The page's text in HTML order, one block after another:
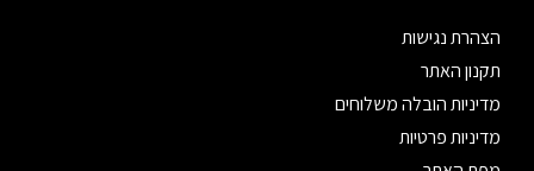
הצהרת נגישות
תקנון האתר
מדיניות הובלה משלוחים
מדיניות פרטיות